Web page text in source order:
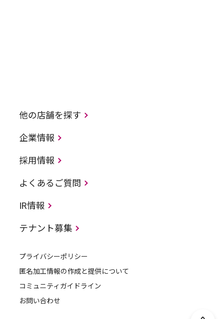
他の店舗を探す
企業情報
採用情報
よくあるご質問
IR情報
テナント募集
プライバシーポリシー
匿名加工情報の作成と提供について
コミュニティガイドライン
お問い合わせ